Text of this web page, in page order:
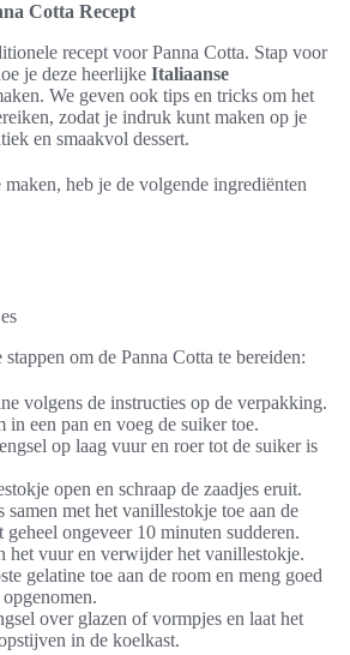
Cotta Recept
recept voor Panna Cotta. Stap voor
je deze heerlijke Italiaanse
We geven ook tips en tricks om het
zodat je indruk kunt maken op je
en smaakvol dessert.
heb je de volgende ingrediënten
om de Panna Cotta te bereiden:
volgens de instructies op de verpakking.
in een pan en voeg de suiker toe.
op laag vuur en roer tot de suiker is
open en schraap de zaadjes eruit.
samen met het vanillestokje toe aan de
geheel ongeveer 10 minuten sudderen.
het vuur en verwijder het vanillestokje.
gelatine toe aan de room en meng goed
over glazen of vormpjes en laat het
in de koelkast.